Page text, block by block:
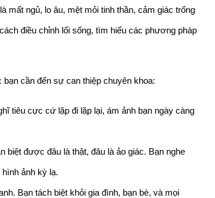
mất ngủ, lo âu, mệt mỏi tinh thần, cảm giác trống
điều chỉnh lối sống, tìm hiểu các phương pháp
bạn cần đến sự can thiệp chuyên khoa:
tiêu cực cứ lặp đi lặp lại, ám ảnh bạn ngày càng
biệt được đâu là thật, đâu là ảo giác. Bạn nghe
ảnh kỳ lạ.
Bạn tách biệt khỏi gia đình, bạn bè, và mọi